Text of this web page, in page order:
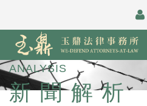
ANALYSIS
新聞解析